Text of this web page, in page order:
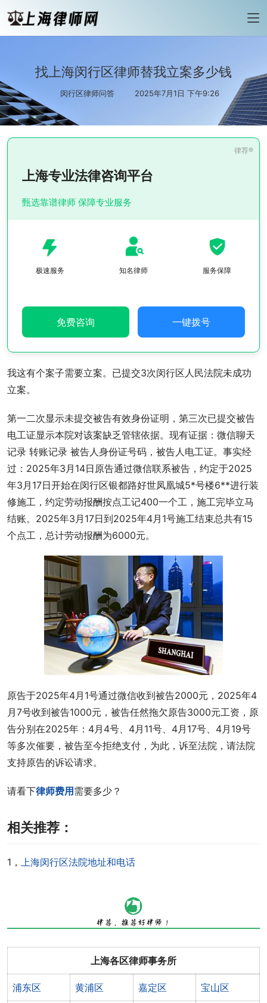
找上海闵行区律师替我立案多少钱
闵行区律师问答 2025年7月1日 下午9:26
上海专业法律咨询平台
甄选靠谱律师 保障专业服务
极速服务 知名律师 服务保障
免费咨询 一键拨号
我这有个案子需要立案。已提交3次闵行区人民法院未成功
立案。
第一二次显示未提交被告有效身份证明，第三次已提交被告
电工证显示本院对该案缺乏管辖依据。现有证据：微信聊天
记录 转账记录 被告人身份证号码，被告人电工证。事实经
过：2025年3月14日原告通过微信联系被告，约定于2025
年3月17日开始在闵行区银都路好世凤凰城5*号楼6**进行装
修施工，约定劳动报酬按点工记400一个工，施工完毕立马
结账。2025年3月17日到2025年4月1号施工结束总共有15
个点工，总计劳动报酬为6000元。
原告于2025年4月1号通过微信收到被告2000元，2025年4
月7号收到被告1000元，被告任然拖欠原告3000元工资，原
告分别在2025年：4月4号、4月11号、4月17号、4月19号
等多次催要，被告至今拒绝支付，为此，诉至法院，请法院
支持原告的诉讼请求。
请看下律师费用 需要多少？
相关推荐：
1， 上海闵行区法院地址和电话
上海各区律师事务所
浦东区 黄浦区 嘉定区 宝山区